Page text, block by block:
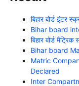
बिहार बोर्ड इंटर
Bihar board
बिहार बोर्ड
Bihar board
Matric
Declared
Inter